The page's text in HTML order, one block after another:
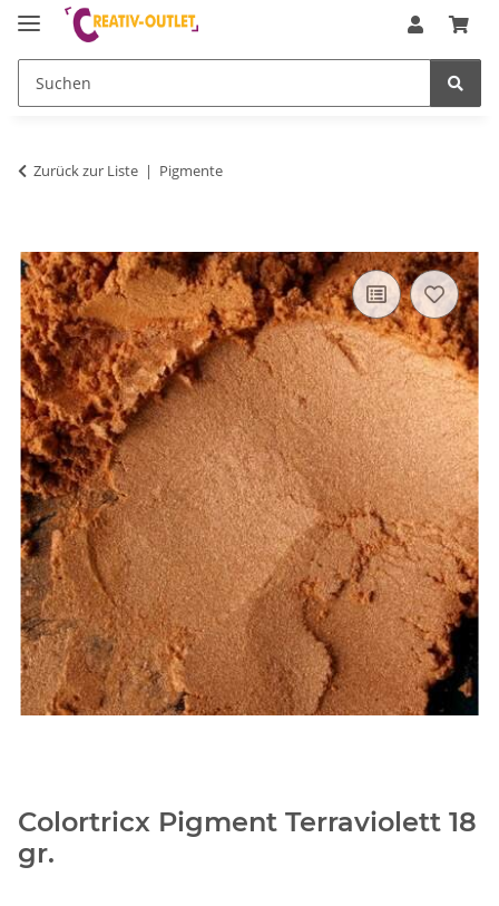
Zurück zur Liste Pigmente
Colortricx Pigment Terraviolett 18
gr.